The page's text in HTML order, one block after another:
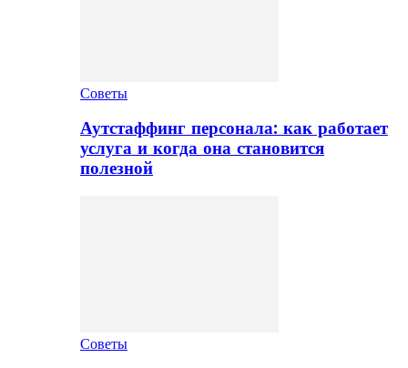
Советы
Аутстаффинг персонала: как работает
услуга и когда она становится
полезной
Советы